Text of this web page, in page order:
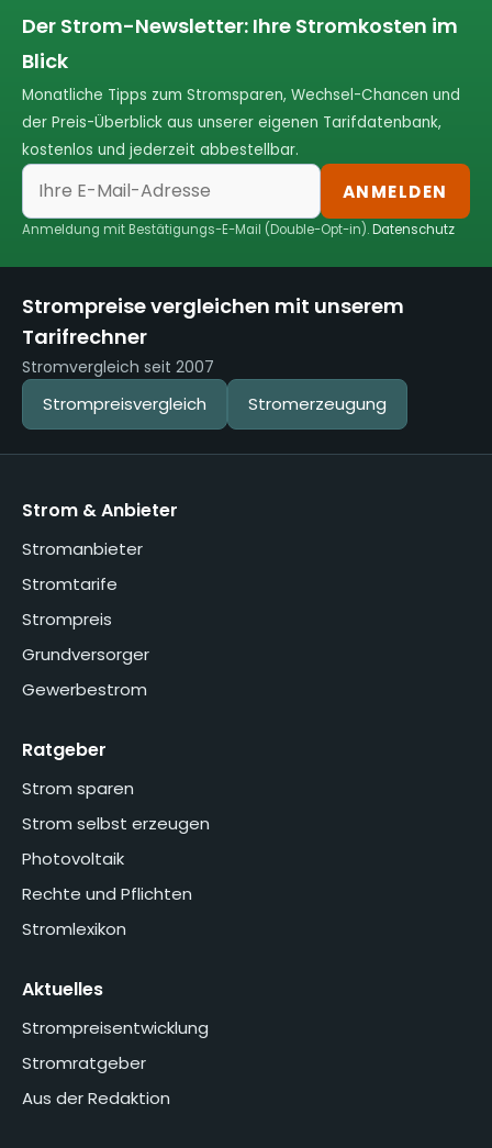
Der Strom-Newsletter: Ihre Stromkosten im
Blick
Monatliche Tipps zum Stromsparen, Wechsel-Chancen und
der Preis-Überblick aus unserer eigenen Tarifdatenbank,
kostenlos und jederzeit abbestellbar.
ANMELDEN
Anmeldung mit Bestätigungs-E-Mail (Double-Opt-in).Datenschutz
Strompreise vergleichen mit unserem
Tarifrechner
Stromvergleich seit 2007
Strompreisvergleich Stromerzeugung
Strom & Anbieter
Stromanbieter
Stromtarife
Strompreis
Grundversorger
Gewerbestrom
Ratgeber
Strom sparen
Strom selbst erzeugen
Photovoltaik
Rechte und Pflichten
Stromlexikon
Aktuelles
Strompreisentwicklung
Stromratgeber
Aus der Redaktion